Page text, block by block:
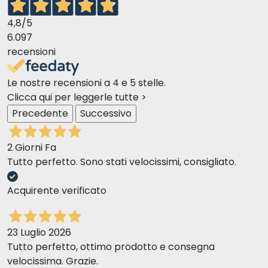
Nein,Farmina Vet Life Renal
künstlichen Konservierungs- und Farbstoffen
und garantiert eine sichere und natürliche
Ernährung.
Ist es für alle Katzen geeignet?
Nein, es wurde speziell fürKatzen mit
Niereninsuffizienzentwickelt. Wenn Ihre Katze
keine Nierenprobleme hat, konsultieren Sie bitte
Ihren Tierarzt, bevor Sie es verabreichen.
4,8/5
6.097
recensioni
Le nostre recensioni a 4 e 5 stelle.
Clicca qui per leggerle tutte >
Precedente
Successivo
2 Giorni Fa
Tutto perfetto. Sono stati velocissimi, consigliato.
Acquirente verificato
23 Luglio 2026
Tutto perfetto, ottimo prodotto e consegna
velocissima. Grazie.